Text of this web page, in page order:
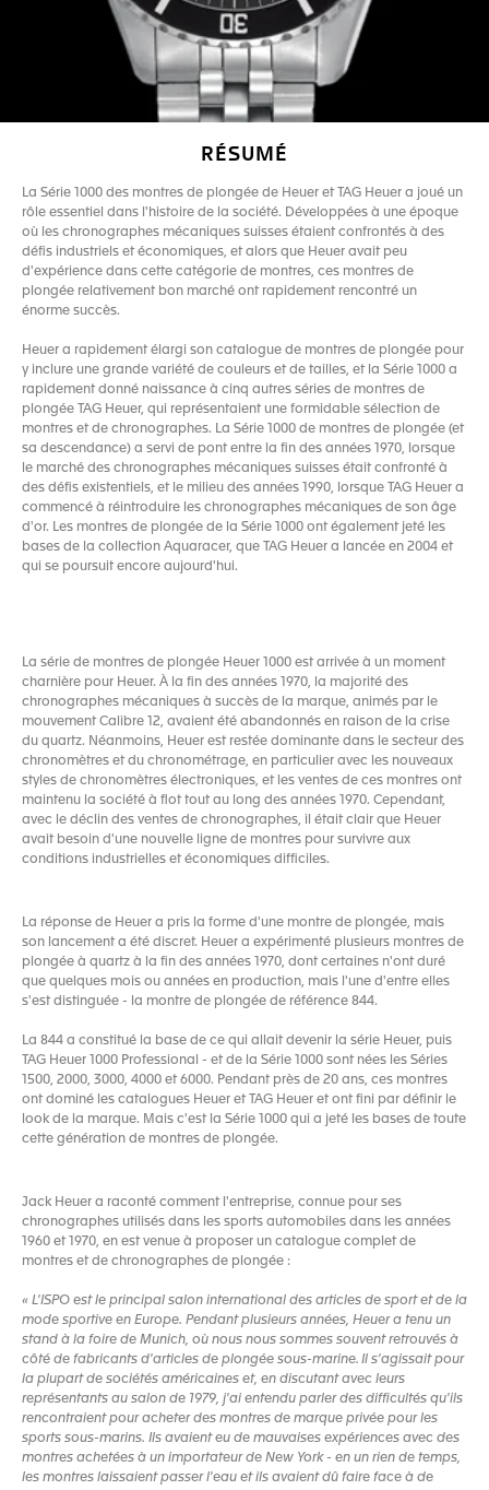
RÉSUMÉ
La Série 1000 des montres de plongée de Heuer et TAG Heuer a joué un
rôle essentiel dans l'histoire de la société. Développées à une époque
où les chronographes mécaniques suisses étaient confrontés à des
défis industriels et économiques, et alors que Heuer avait peu
d'expérience dans cette catégorie de montres, ces montres de
plongée relativement bon marché ont rapidement rencontré un
énorme succès.
Heuer a rapidement élargi son catalogue de montres de plongée pour
y inclure une grande variété de couleurs et de tailles, et la Série 1000 a
rapidement donné naissance à cinq autres séries de montres de
plongée TAG Heuer, qui représentaient une formidable sélection de
montres et de chronographes. La Série 1000 de montres de plongée (et
sa descendance) a servi de pont entre la fin des années 1970, lorsque
le marché des chronographes mécaniques suisses était confronté à
des défis existentiels, et le milieu des années 1990, lorsque TAG Heuer a
commencé à réintroduire les chronographes mécaniques de son âge
d'or. Les montres de plongée de la Série 1000 ont également jeté les
bases de la collection Aquaracer, que TAG Heuer a lancée en 2004 et
qui se poursuit encore aujourd'hui.
La série de montres de plongée Heuer 1000 est arrivée à un moment
charnière pour Heuer. À la fin des années 1970, la majorité des
chronographes mécaniques à succès de la marque, animés par le
mouvement Calibre 12, avaient été abandonnés en raison de la crise
du quartz. Néanmoins, Heuer est restée dominante dans le secteur des
chronomètres et du chronométrage, en particulier avec les nouveaux
styles de chronomètres électroniques, et les ventes de ces montres ont
maintenu la société à flot tout au long des années 1970. Cependant,
avec le déclin des ventes de chronographes, il était clair que Heuer
avait besoin d'une nouvelle ligne de montres pour survivre aux
conditions industrielles et économiques difficiles.
La réponse de Heuer a pris la forme d'une montre de plongée, mais
son lancement a été discret. Heuer a expérimenté plusieurs montres de
plongée à quartz à la fin des années 1970, dont certaines n'ont duré
que quelques mois ou années en production, mais l'une d'entre elles
s'est distinguée - la montre de plongée de référence 844.
La 844 a constitué la base de ce qui allait devenir la série Heuer, puis
TAG Heuer 1000 Professional - et de la Série 1000 sont nées les Séries
1500, 2000, 3000, 4000 et 6000. Pendant près de 20 ans, ces montres
ont dominé les catalogues Heuer et TAG Heuer et ont fini par définir le
look de la marque. Mais c'est la Série 1000 qui a jeté les bases de toute
cette génération de montres de plongée.
Jack Heuer a raconté comment l'entreprise, connue pour ses
chronographes utilisés dans les sports automobiles dans les années
1960 et 1970, en est venue à proposer un catalogue complet de
montres et de chronographes de plongée :
« L'ISPO est le principal salon international des articles de sport et de la
mode sportive en Europe. Pendant plusieurs années, Heuer a tenu un
stand à la foire de Munich, où nous nous sommes souvent retrouvés à
côté de fabricants d'articles de plongée sous-marine. Il s'agissait pour
la plupart de sociétés américaines et, en discutant avec leurs
représentants au salon de 1979, j'ai entendu parler des difficultés qu'ils
rencontraient pour acheter des montres de marque privée pour les
sports sous-marins. Ils avaient eu de mauvaises expériences avec des
montres achetées à un importateur de New York - en un rien de temps,
les montres laissaient passer l'eau et ils avaient dû faire face à de